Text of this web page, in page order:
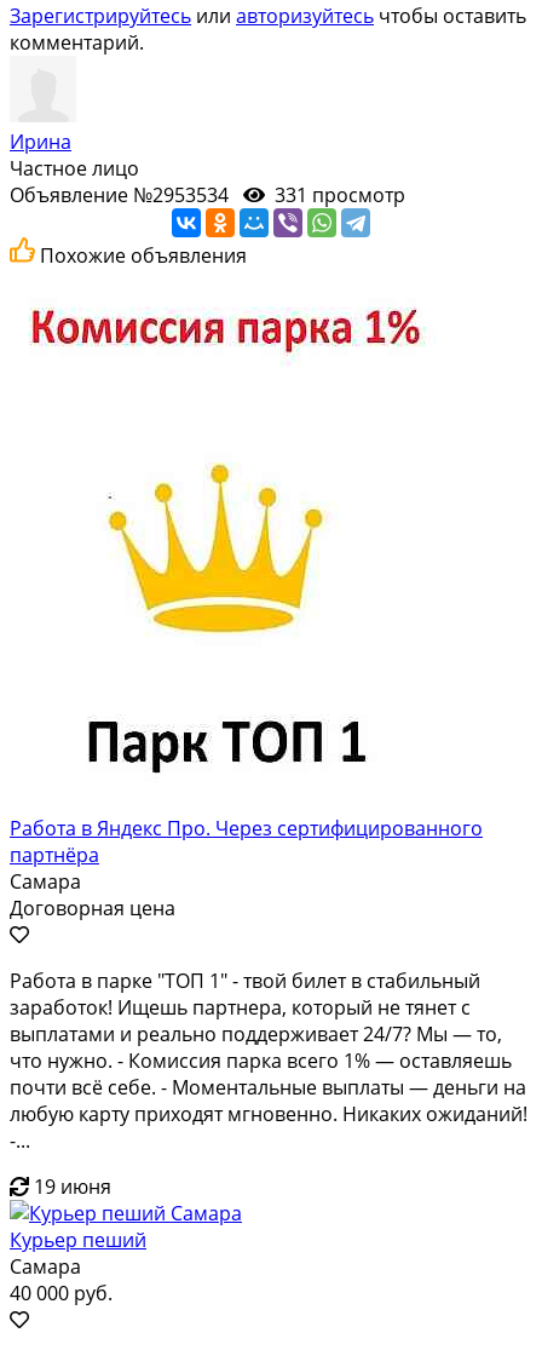
Зарегистрируйтесь или авторизуйтесь чтобы оставить
комментарий.
Ирина
Частное лицо
Объявление №2953534
331 просмотр
Похожие объявления
Работа в Яндекс Про. Через сертифицированного
партнёра
Самара
Договорная цена
Работа в парке "ТОП 1" - твой билет в стабильный
заработок! Ищешь партнера, который не тянет с
выплатами и реально поддерживает 24/7? Мы — то,
что нужно. - Комиссия парка всего 1% — оставляешь
почти всё себе. - Моментальные выплаты — деньги на
любую карту приходят мгновенно. Никаких ожиданий!
-...
19 июня
Курьер пеший
Самара
40 000 руб.